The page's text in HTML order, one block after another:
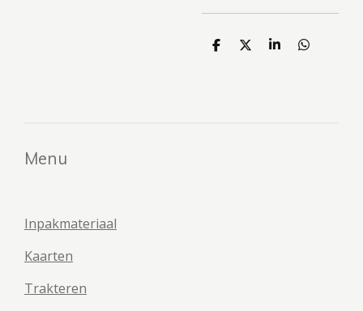
D
D
S
D
Menu
Inpakmateriaal
Kaarten
Trakteren